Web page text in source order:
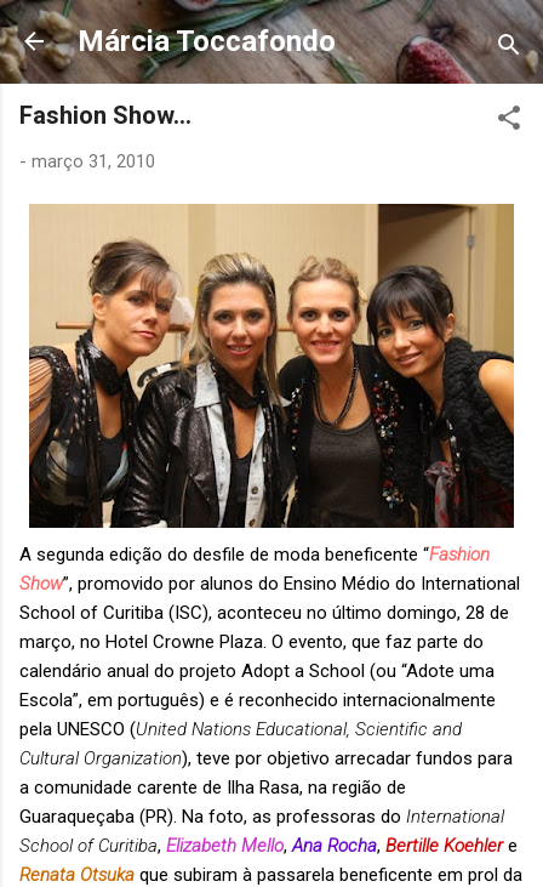
Pular para o conteúdo principal
Márcia Toccafondo
Fashion Show...
- março 31, 2010
A segunda edição do desfile de moda beneficente “Fashion
Show”, promovido por alunos do Ensino Médio do International
School of Curitiba (ISC), aconteceu no último domingo, 28 de
março, no Hotel Crowne Plaza. O evento, que faz parte do
calendário anual do projeto Adopt a School (ou “Adote uma
Escola”, em português) e é reconhecido internacionalmente
pela UNESCO (United Nations Educational, Scientific and
Cultural Organization), teve por objetivo arrecadar fundos para
a comunidade carente de Ilha Rasa, na região de
Guaraqueçaba (PR). Na foto, as professoras do International
School of Curitiba, Elizabeth Mello, Ana Rocha, Bertille Koehlere
Renata Otsuka que subiram à passarela beneficente em prol da